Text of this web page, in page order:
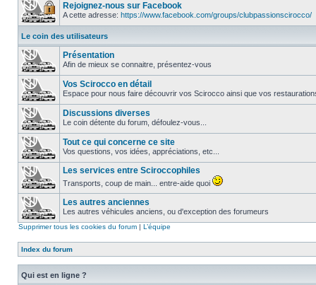
Rejoignez-nous sur Facebook
A cette adresse: https://www.facebook.com/groups/clubpassionscirocco/
Le coin des utilisateurs
Présentation
Afin de mieux se connaitre, présentez-vous
Vos Scirocco en détail
Espace pour nous faire découvrir vos Scirocco ainsi que vos
Discussions diverses
Le coin détente du forum, défoulez-vous...
Tout ce qui concerne ce site
Vos questions, vos idées, appréciations, etc...
Les services entre Sciroccophiles
Transports, coup de main... entre-aide quoi
Les autres anciennes
Les autres véhicules anciens, ou d'exception des forumeurs
Supprimer tous les cookies du forum | L’équipe
Index du forum
Qui est en ligne ?